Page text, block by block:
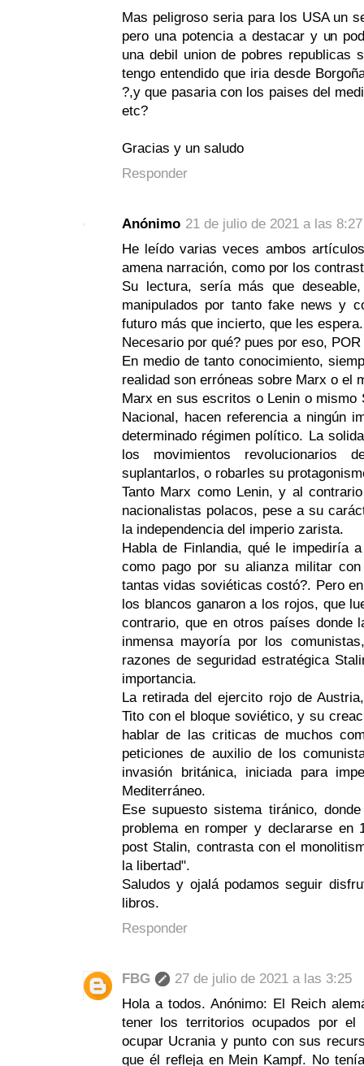
Mas peligroso seria para los USA un
pero una potencia a destacar y un
una debil union de pobres republicas
tengo entendido que iria desde
?,y que pasaria con los paises del
etc?
Gracias y un saludo
Responder
Anónimo 21 de julio de 2021 a las 8:27
He leído varias veces ambos
amena narración, como por los
Su lectura, sería más que
manipulados por tanto fake news y
futuro más que incierto, que les espera.
Necesario por qué? pues por eso,
En medio de tanto conocimiento,
realidad son erróneas sobre Marx o el
Marx en sus escritos o Lenin o
Nacional, hacen referencia a ningún
determinado régimen político. La
los movimientos revolucionarios
suplantarlos, o robarles su
Tanto Marx como Lenin, y al
nacionalistas polacos, pese a su
la independencia del imperio zarista.
Habla de Finlandia, qué le impediría
como pago por su alianza militar
tantas vidas soviéticas costó?. Pero
los blancos ganaron a los rojos, que
contrario, que en otros países donde
inmensa mayoría por los
razones de seguridad estratégica
importancia.
La retirada del ejercito rojo de
Tito con el bloque soviético, y su
hablar de las criticas de muchos
peticiones de auxilio de los
invasión británica, iniciada para
Mediterráneo.
Ese supuesto sistema tiránico,
problema en romper y declararse en
post Stalin, contrasta con el
la libertad".
Saludos y ojalá podamos seguir
libros.
Responder
FBG
27 de julio de 2021 a las 3:25
Hola a todos. Anónimo: El Reich
tener los territorios ocupados por
ocupar Ucrania y punto con sus
que él refleja en Mein Kampf. No